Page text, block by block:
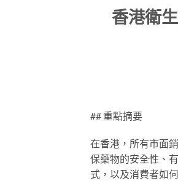
香港衛
## 重點摘要
在香港，所有市面
保藥物的安全性、
式，以及消費者如